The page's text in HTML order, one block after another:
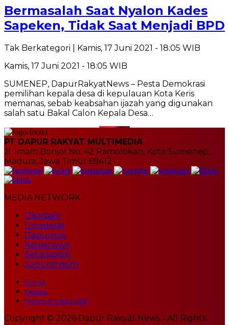
Bermasalah Saat Nyalon Kades
Sapeken, Tidak Saat Menjadi BPD
Tak Berkategori | Kamis, 17 Juni 2021 - 18:05 WIB
Kamis, 17 Juni 2021 - 18:05 WIB
SUMENEP, DapurRakyatNews – Pesta Demokrasi
pemilihan kepala desa di kepulauan Kota Keris
memanas, sebab keabsahan ijazah yang digunakan
salah satu Bakal Calon Kepala Desa…
PT DAPUR RAKYAT MULTIMEDIA
Jl. Imam Bonjol No. 42 Pamolokan, Kota Sumenep,
Madura, Jawa Timur 69412
MEDIA NETWORK
Okedaily
Limadetik
Dapurpos
Kanalnews
Setarajatim
Seputarjatim
Kontak
Redaksi
Pedoman Media Siber
Copyright © 2026 Dapur Rakyat News - All Rights